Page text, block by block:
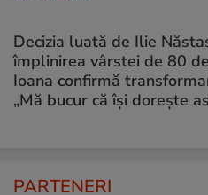
Decizia luată de Ilie
împlinirea vârstei de 80
Ioana confirmă
„Mă bucur că își dorește
PARTENERI